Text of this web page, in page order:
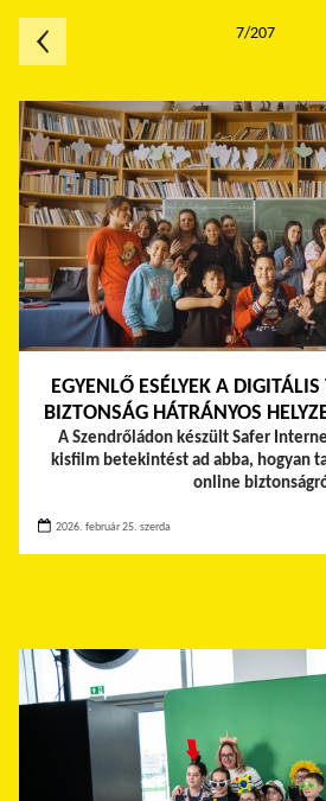
EGYENLŐ ESÉLYEK A
BIZTONSÁG HÁTRÁNYOS
A Szendrőládon készült Safer
kisfilm betekintést ad abba, hogyan
online
2026. február 25. szerda
7/207